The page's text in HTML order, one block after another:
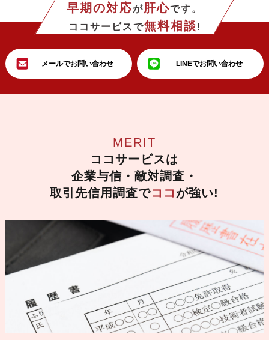
早期の対応が肝心です。
ココサービスで無料相談!
メールでお問い合わせ LINEでお問い合わせ
MERIT
ココサービスは
企業与信・敵対調査・
取引先信用調査でココ が強い!